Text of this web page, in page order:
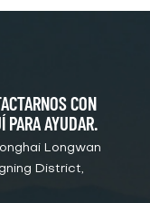
CON
PARA AYUDAR.
Longwan
District,